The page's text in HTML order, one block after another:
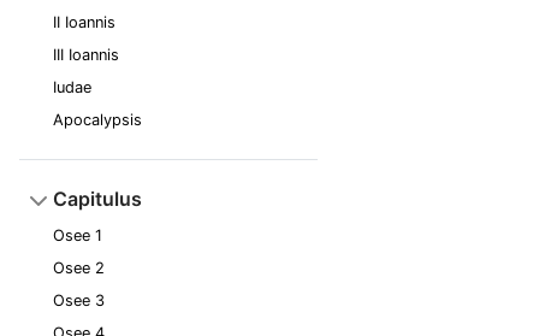
II Ioannis
III Ioannis
Iudae
Apocalypsis
Capitulus
Osee 1
Osee 2
Osee 3